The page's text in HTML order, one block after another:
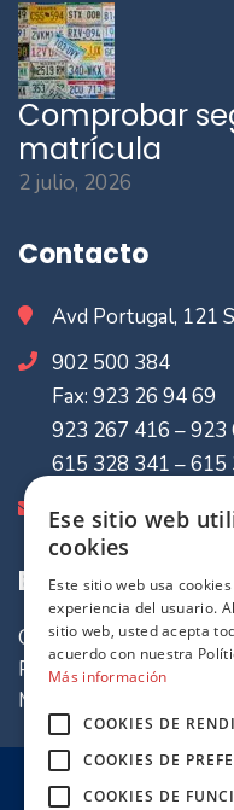
Comprobar
matrícula
2 julio, 2026
Contacto
Avd Portugal, 121
902 500 384
Fax: 923 26 94 69
923 267 416 – 923
615 328 341 – 615
Enlaces de
Quiénes somos
Política de cookies
Mapa del sitio
© 2020 Sitio web
Ese sitio web
cookies
Este sitio web usa
experiencia del usuario.
sitio web, usted acepta
acuerdo con nuestra
Más información
COOKIES DE
COOKIES DE
COOKIES DE